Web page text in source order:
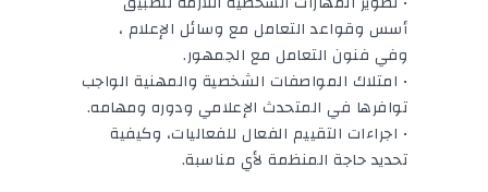
أسس وقواعد التعامل مع وسائل الإعلام ،
وفي فنون التعامل مع الجمهور.
• امتلاك المواصفات الشخصية والمهنية الواجب
توافرها في المتحدث الإعلامي ودوره ومهامه.
• اجراءات التقييم الفعال للفعاليات، وكيفية
تحديد حاجة المنظمة لأي مناسبة.